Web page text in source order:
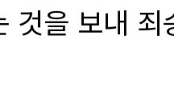
것을 보내